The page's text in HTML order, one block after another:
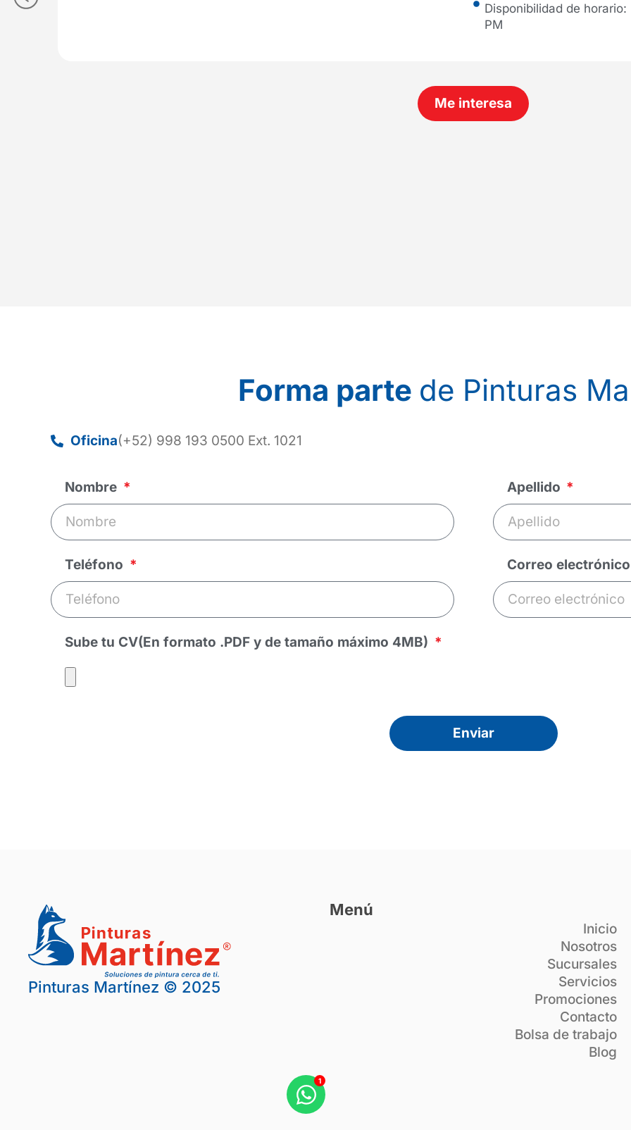
Disponibilidad de
PM
Me interesa
Forma parte de Pinturas
Oficina(+52) 998 193 0500 Ext. 1021
Nombre Apellido
Teléfono Correo
Sube tu CV(En formato .PDF y de tamaño máximo 4MB)
Enviar
Pinturas Martínez © 2025
Menú
Inicio
Nosotros
Sucursales
Servicios
Promociones
Contacto
Bolsa de trabajo
Blog